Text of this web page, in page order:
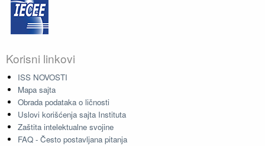
Korisni linkovi
ISS NOVOSTI
Mapa sajta
Obrada podataka o ličnosti
Uslovi korišćenja sajta Instituta
Zaštita intelektualne svojine
FAQ - Često postavljana pitanja